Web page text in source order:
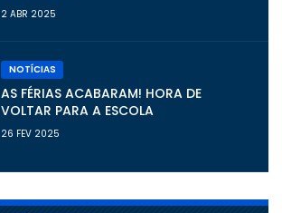
2 ABR 2025
NOTÍCIAS
AS FÉRIAS ACABARAM! HORA DE
VOLTAR PARA A ESCOLA
26 FEV 2025